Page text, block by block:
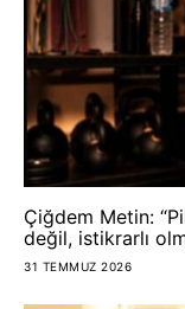
Çiğdem Metin:
değil, istikrarlı
31 TEMMUZ 2026